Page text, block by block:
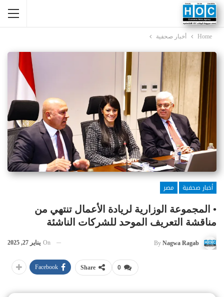
Home أخبار صحفية
أخبار صحفية
مصر
• المجموعة الوزارية لريادة الأعمال تنتهي من
مناقشة التعريف الموحد للشركات الناشئة
By Nagwa Ragab
On يناير 27, 2025
0
Share
Facebook